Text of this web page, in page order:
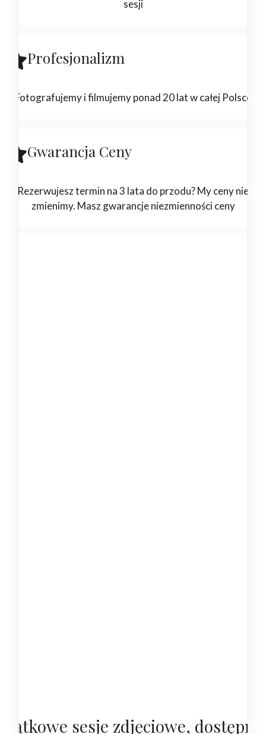
sesji
Profesjonalizm
Fotografujemy i filmujemy ponad 20 lat w całej Polsce
Gwarancja Ceny
Rezerwujesz termin na 3 lata do przodu? My ceny nie
zmienimy. Masz gwarancje niezmienności ceny
sesje zdjęciowe,